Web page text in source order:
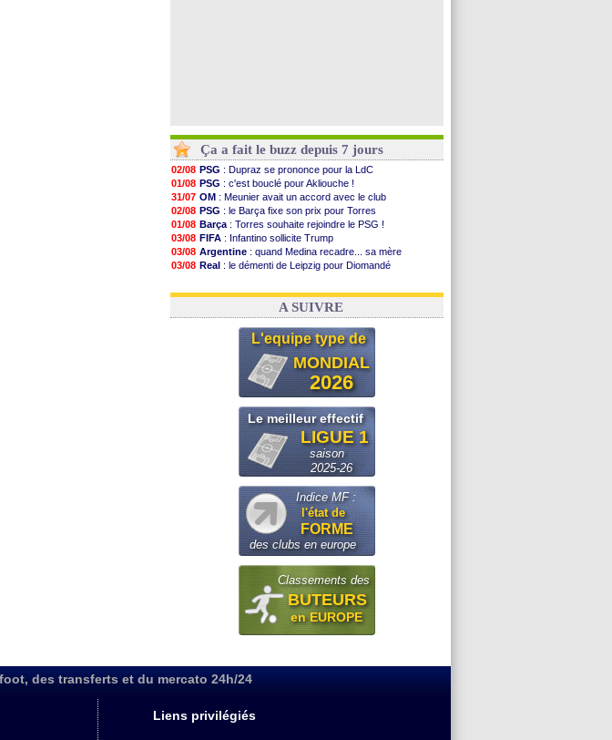
Ça a fait le buzz depuis 7 jours
02/08 PSG : Dupraz se prononce pour la LdC
01/08 PSG : c'est bouclé pour Akliouche !
31/07 OM : Meunier avait un accord avec le club
02/08 PSG : le Barça fixe son prix pour Torres
01/08 Barça : Torres souhaite rejoindre le PSG !
03/08 FIFA : Infantino sollicite Trump
03/08 Argentine : quand Medina recadre... sa mère
03/08 Real : le démenti de Leipzig pour Diomandé
31/07 FIFA: le conseiller d'Infantino démissionne !
A SUIVRE
L'equipe type de
MONDIAL
2026
Le meilleur effectif
LIGUE 1
saison
2025-26
Indice MF :
l'état de
FORME
des clubs en europe
Classements des
BUTEURS
en EUROPE
des transferts et du mercato 24h/24
Liens privilégiés